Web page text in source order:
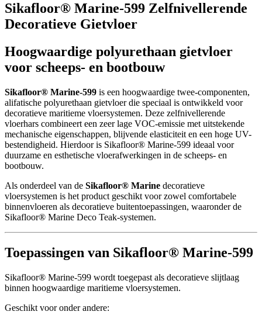
Sikafloor® Marine-599 Zelfnivellerende
Decoratieve Gietvloer
Hoogwaardige polyurethaan gietvloer
voor scheeps- en bootbouw
Sikafloor® Marine-599 is een hoogwaardige twee-componenten,
alifatische polyurethaan gietvloer die speciaal is ontwikkeld voor
decoratieve maritieme vloersystemen. Deze zelfnivellerende
vloerhars combineert een zeer lage VOC-emissie met uitstekende
mechanische eigenschappen, blijvende elasticiteit en een hoge UV-
bestendigheid. Hierdoor is Sikafloor® Marine-599 ideaal voor
duurzame en esthetische vloerafwerkingen in de scheeps- en
bootbouw.
Als onderdeel van de Sikafloor® Marine decoratieve
vloersystemen is het product geschikt voor zowel comfortabele
binnenvloeren als decoratieve buitentoepassingen, waaronder de
Sikafloor® Marine Deco Teak-systemen.
Toepassingen van Sikafloor® Marine-599
Sikafloor® Marine-599 wordt toegepast als decoratieve slijtlaag
binnen hoogwaardige maritieme vloersystemen.
Geschikt voor onder andere: